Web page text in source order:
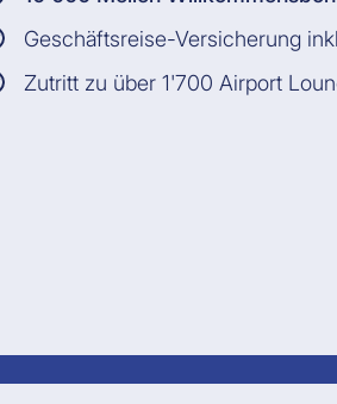
Geschäftsreise-Versicherung
Zutritt zu über 1'700 Airport